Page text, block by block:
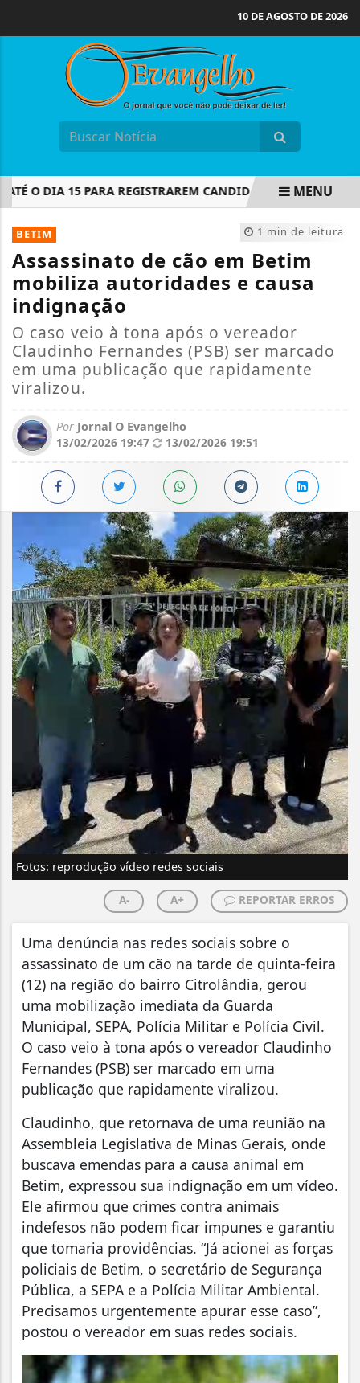
10 DE AGOSTO DE 2026
O DIA 15 PARA REGISTRAREM CANDIDATURAS NOS
EM ALTA
MENU
1 min de leitura
BETIM
Assassinato de cão em Betim
mobiliza autoridades e causa
indignação
O caso veio à tona após o vereador
Claudinho Fernandes (PSB) ser marcado
em uma publicação que rapidamente
viralizou.
Por Jornal O Evangelho
13/02/2026 19:47
13/02/2026 19:51
Fotos: reprodução vídeo redes sociais
A- A+ REPORTAR ERROS
Uma denúncia nas redes sociais sobre o
assassinato de um cão na tarde de quinta-feira
(12) na região do bairro Citrolândia, gerou
uma mobilização imediata da Guarda
Municipal, SEPA, Polícia Militar e Polícia Civil.
O caso veio à tona após o vereador Claudinho
Fernandes (PSB) ser marcado em uma
publicação que rapidamente viralizou.
Claudinho, que retornava de uma reunião na
Assembleia Legislativa de Minas Gerais, onde
buscava emendas para a causa animal em
Betim, expressou sua indignação em um vídeo.
Ele afirmou que crimes contra animais
indefesos não podem ficar impunes e garantiu
que tomaria providências. “Já acionei as forças
policiais de Betim, o secretário de Segurança
Pública, a SEPA e a Polícia Militar Ambiental.
Precisamos urgentemente apurar esse caso”,
postou o vereador em suas redes sociais.